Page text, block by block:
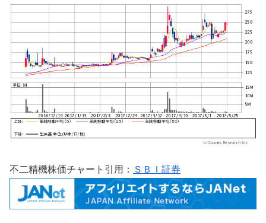
不二精機株価チャート引用： ＳＢＩ証券